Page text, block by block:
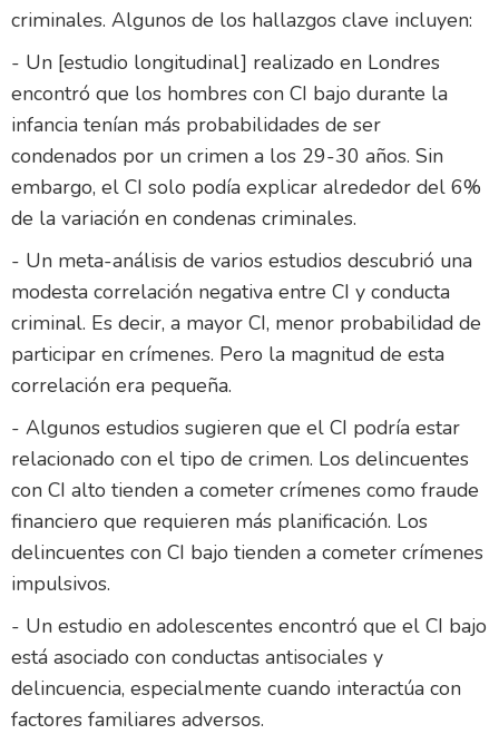
criminales. Algunos de los hallazgos clave incluyen:
- Un [estudio longitudinal] realizado en Londres
encontró que los hombres con CI bajo durante la
infancia tenían más probabilidades de ser
condenados por un crimen a los 29-30 años. Sin
embargo, el CI solo podía explicar alrededor del 6%
de la variación en condenas criminales.
- Un meta-análisis de varios estudios descubrió una
modesta correlación negativa entre CI y conducta
criminal. Es decir, a mayor CI, menor probabilidad de
participar en crímenes. Pero la magnitud de esta
correlación era pequeña.
- Algunos estudios sugieren que el CI podría estar
relacionado con el tipo de crimen. Los delincuentes
con CI alto tienden a cometer crímenes como fraude
financiero que requieren más planificación. Los
delincuentes con CI bajo tienden a cometer crímenes
impulsivos.
- Un estudio en adolescentes encontró que el CI bajo
está asociado con conductas antisociales y
delincuencia, especialmente cuando interactúa con
factores familiares adversos.